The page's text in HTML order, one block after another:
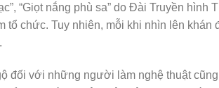
“Giọt nắng phù sa” do Đài Truyền
tổ chức. Tuy nhiên, mỗi khi nhìn lên
đối với những người làm nghệ thuật